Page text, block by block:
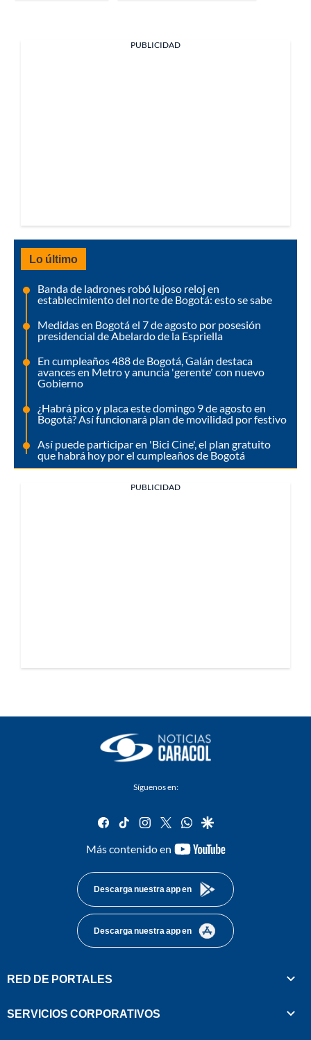
PUBLICIDAD
Lo último
Banda de ladrones robó lujoso reloj en
establecimiento del norte de Bogotá: esto se sabe
Medidas en Bogotá el 7 de agosto por posesión
presidencial de Abelardo de la Espriella
En cumpleaños 488 de Bogotá, Galán destaca
avances en Metro y anuncia 'gerente' con nuevo
Gobierno
¿Habrá pico y placa este domingo 9 de agosto en
Bogotá? Así funcionará plan de movilidad por festivo
Así puede participar en 'Bici Cine', el plan gratuito
que habrá hoy por el cumpleaños de Bogotá
PUBLICIDAD
Síguenos en:
facebook
tiktok instagram
twitterwhatsapp
google
Más contenido en
youtube-
Descarga nuestra app en
Descarga nuestra app en
RED DE PORTALES
SERVICIOS CORPORATIVOS